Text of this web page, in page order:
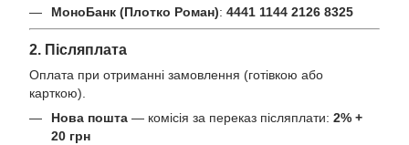
МоноБанк (Плотко Роман): 4441 1144 2126 8325
2. Післяплата
Оплата при отриманні замовлення (готівкою або
карткою).
Нова пошта — комісія за переказ післяплати: 2% +
20 грн